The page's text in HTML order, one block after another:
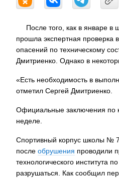
После того, как в январе
прошла экспертная
опасений по техническому
Дмитриенко. Однако в
«Есть необходимость в
отметил Сергей Дмитриенко.
Официальные заключения по
неделе.
Спортивный корпус школы №
после обрушения проводили
технологического института
разрушаться. Как сообщил